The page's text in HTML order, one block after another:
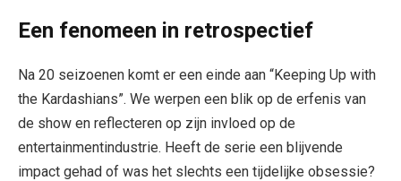
Een fenomeen in retrospectief
Na 20 seizoenen komt er een einde aan “Keeping Up with
the Kardashians”. We werpen een blik op de erfenis van
de show en reflecteren op zijn invloed op de
entertainmentindustrie. Heeft de serie een blijvende
impact gehad of was het slechts een tijdelijke obsessie?